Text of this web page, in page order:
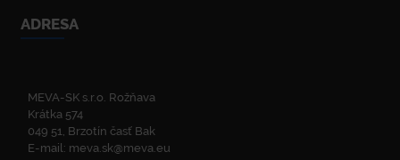
ADRESA
MEVA-SK s.r.o. Rožňava
Krátka 574
049 51, Brzotín časť Bak
E-mail: meva.sk@meva.eu